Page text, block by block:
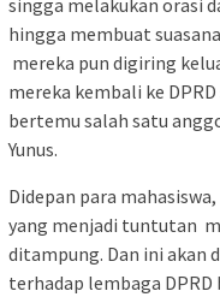
singga melakukan orasi
hingga membuat
mereka pun digiring
mereka kembali ke
bertemu salah satu
Yunus.
Didepan para
yang menjadi tuntutan
ditampung. Dan ini akan
terhadap lembaga